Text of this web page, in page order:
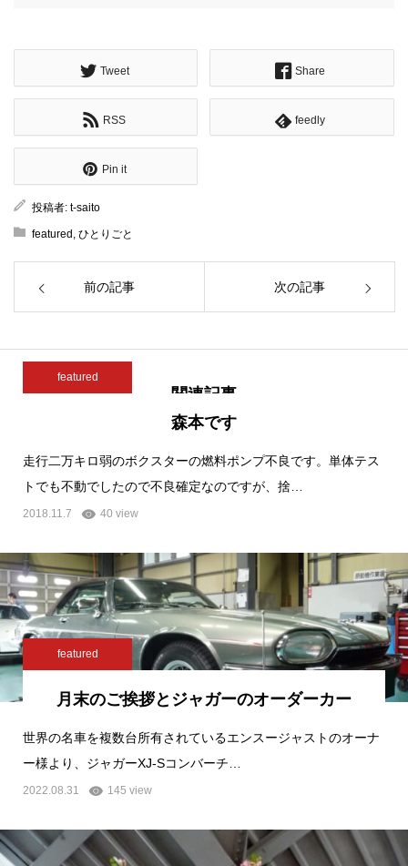
Tweet Share
RSS feedly
Pin it
投稿者: t-saito
featured , ひとりごと
前の記事 次の記事
関連記事
featured
森本です
走行二万キロ弱のボクスターの燃料ポンプ不良です。単体テス
トでも不動でしたので不良確定なのですが、捨…
2018.11.7 40 view
featured
月末のご挨拶とジャガーのオーダーカー
世界の名車を複数台所有されているエンスージャストのオーナ
ー様より、ジャガーXJ-Sコンバーチ…
2022.08.31 145 view